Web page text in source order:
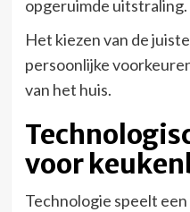
opgeruimde uitstraling.
Het kiezen van de
persoonlijke
van het huis.
voor
Technologie speelt